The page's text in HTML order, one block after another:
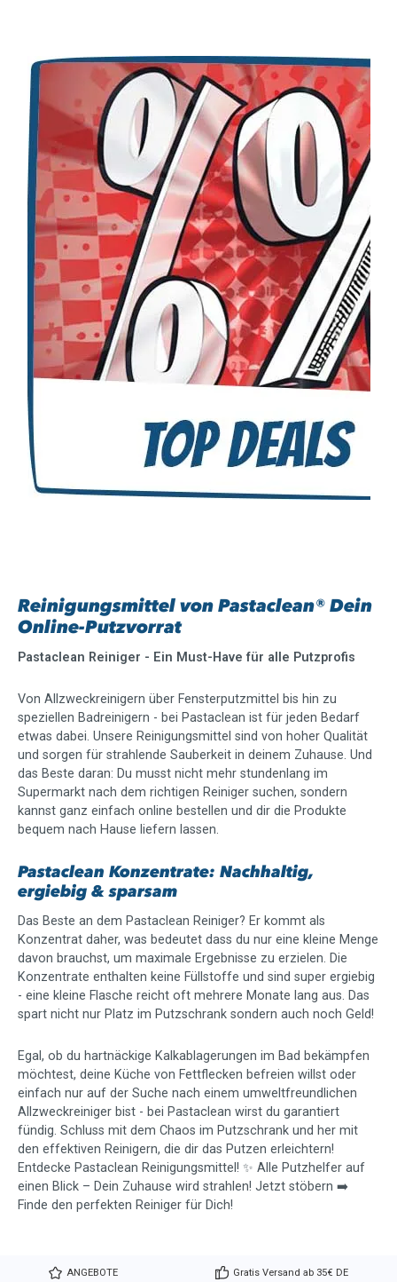
Reinigungsmittel von Pastaclean® Dein
Online-Putzvorrat
Pastaclean Reiniger - Ein Must-Have für alle Putzprofis
Von Allzweckreinigern über Fensterputzmittel bis hin zu
speziellen Badreinigern - bei Pastaclean ist für jeden Bedarf
etwas dabei. Unsere Reinigungsmittel sind von hoher Qualität
und sorgen für strahlende Sauberkeit in deinem Zuhause. Und
das Beste daran: Du musst nicht mehr stundenlang im
Supermarkt nach dem richtigen Reiniger suchen, sondern
kannst ganz einfach online bestellen und dir die Produkte
bequem nach Hause liefern lassen.
Pastaclean Konzentrate: Nachhaltig,
ergiebig & sparsam
Das Beste an dem Pastaclean Reiniger? Er kommt als
Konzentrat daher, was bedeutet dass du nur eine kleine Menge
davon brauchst, um maximale Ergebnisse zu erzielen. Die
Konzentrate enthalten keine Füllstoffe und sind super ergiebig
- eine kleine Flasche reicht oft mehrere Monate lang aus. Das
spart nicht nur Platz im Putzschrank sondern auch noch Geld!
Egal, ob du hartnäckige Kalkablagerungen im Bad bekämpfen
möchtest, deine Küche von Fettflecken befreien willst oder
einfach nur auf der Suche nach einem umweltfreundlichen
Allzweckreiniger bist - bei Pastaclean wirst du garantiert
fündig. Schluss mit dem Chaos im Putzschrank und her mit
den effektiven Reinigern, die dir das Putzen erleichtern!
Entdecke Pastaclean Reinigungsmittel! ✨ Alle Putzhelfer auf
einen Blick – Dein Zuhause wird strahlen! Jetzt stöbern ➡️
Finde den perfekten Reiniger für Dich!
ANGEBOTE Gratis Versand ab 35€ DE